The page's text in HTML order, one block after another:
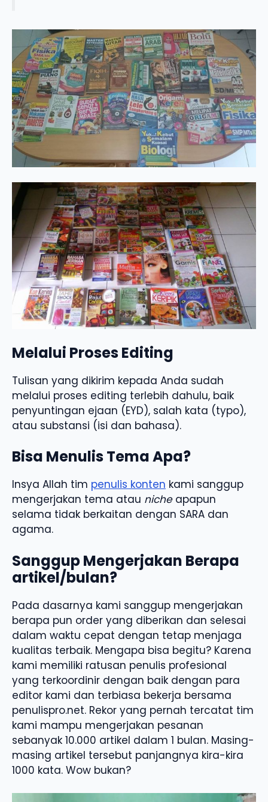
Melalui Proses Editing
Tulisan yang dikirim kepada Anda sudah
melalui proses editing terlebih dahulu, baik
penyuntingan ejaan (EYD), salah kata (typo),
atau substansi (isi dan bahasa).
Bisa Menulis Tema Apa?
Insya Allah tim penulis konten kami sanggup
mengerjakan tema atau nicheapapun
selama tidak berkaitan dengan SARA dan
agama.
Sanggup Mengerjakan Berapa
artikel/bulan?
Pada dasarnya kami sanggup mengerjakan
berapa pun order yang diberikan dan selesai
dalam waktu cepat dengan tetap menjaga
kualitas terbaik. Mengapa bisa begitu? Karena
kami memiliki ratusan penulis profesional
yang terkoordinir dengan baik dengan para
editor kami dan terbiasa bekerja bersama
penulispro.net. Rekor yang pernah tercatat tim
kami mampu mengerjakan pesanan
sebanyak 10.000 artikel dalam 1 bulan. Masing-
masing artikel tersebut panjangnya kira-kira
1000 kata. Wow bukan?